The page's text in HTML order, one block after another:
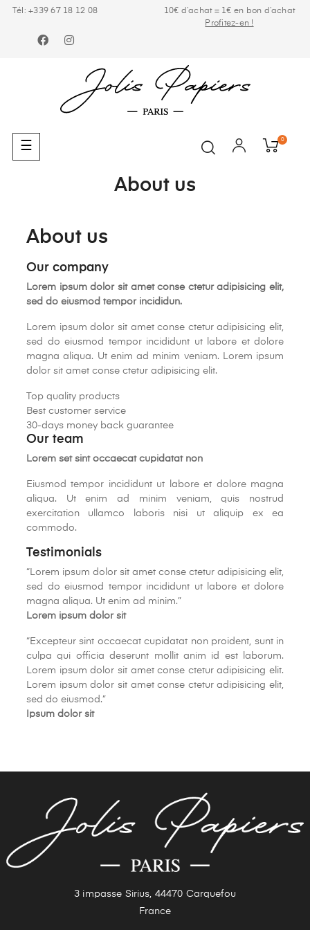
Tél: +339 67 18 12 08
10€ d’achat = 1€ en bon d’achat
Profitez-en !
Facebook
0
Basculer
la
☰
About us
About us
Our company
Lorem ipsum dolor sit amet conse ctetur adipisicing elit,
sed do eiusmod tempor incididun.
Lorem ipsum dolor sit amet conse ctetur adipisicing elit,
sed do eiusmod tempor incididunt ut labore et dolore
magna aliqua. Ut enim ad minim veniam. Lorem ipsum
dolor sit amet conse ctetur adipisicing elit.
Top quality products
Best customer service
30-days money back guarantee
Our team
Lorem set sint occaecat cupidatat non
Eiusmod tempor incididunt ut labore et dolore magna
aliqua. Ut enim ad minim veniam, quis nostrud
exercitation ullamco laboris nisi ut aliquip ex ea
commodo.
Testimonials
“Lorem ipsum dolor sit amet conse ctetur adipisicing elit,
sed do eiusmod tempor incididunt ut labore et dolore
magna aliqua. Ut enim ad minim.”
Lorem ipsum dolor sit
“Excepteur sint occaecat cupidatat non proident, sunt in
culpa qui officia deserunt mollit anim id est laborum.
Lorem ipsum dolor sit amet conse ctetur adipisicing elit.
Lorem ipsum dolor sit amet conse ctetur adipisicing elit,
sed do eiusmod.”
Ipsum dolor sit
3 impasse Sirius, 44470 Carquefou
France